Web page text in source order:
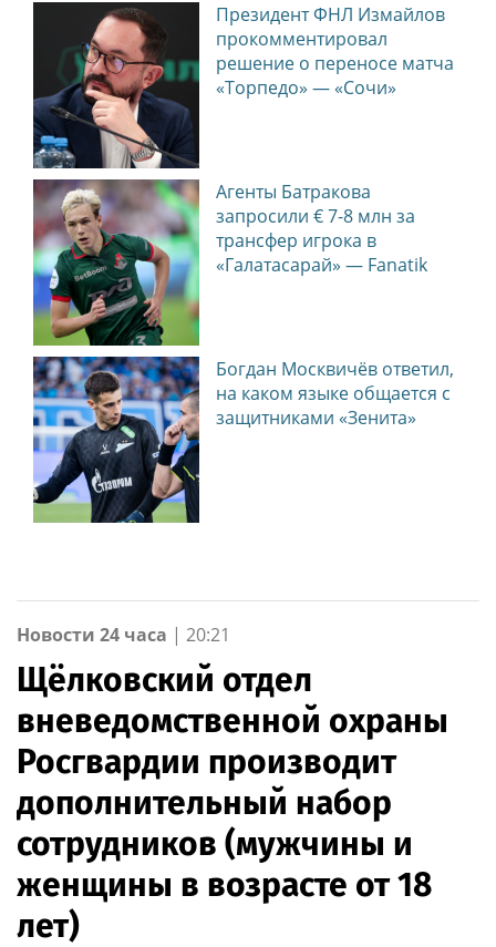
Президент ФНЛ Измайлов
прокомментировал
решение о переносе матча
«Торпедо» — «Сочи»
Агенты Батракова
запросили € 7-8 млн за
трансфер игрока в
«Галатасарай» — Fanatik
Богдан Москвичёв ответил,
на каком языке общается с
защитниками «Зенита»
Новости 24 часа | 20:21
Щёлковский отдел
вневедомственной охраны
Росгвардии производит
дополнительный набор
сотрудников (мужчины и
женщины в возрасте от 18
лет)